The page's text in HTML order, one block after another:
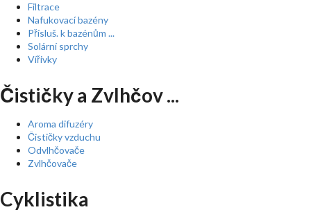
Filtrace
Nafukovací bazény
Přísluš. k bazénům ...
Solární sprchy
Vířivky
Čističky a Zvlhčov ...
Aroma difuzéry
Čističky vzduchu
Odvlhčovače
Zvlhčovače
Cyklistika